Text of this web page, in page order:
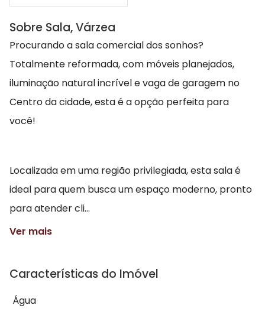
Sobre Sala, Várzea
Procurando a sala comercial dos sonhos?
Totalmente reformada, com móveis planejados,
iluminação natural incrível e vaga de garagem no
Centro da cidade, esta é a opção perfeita para
você!
Localizada em uma região privilegiada, esta sala é
ideal para quem busca um espaço moderno, pronto
para atender cli...
Ver mais
Características do Imóvel
Água